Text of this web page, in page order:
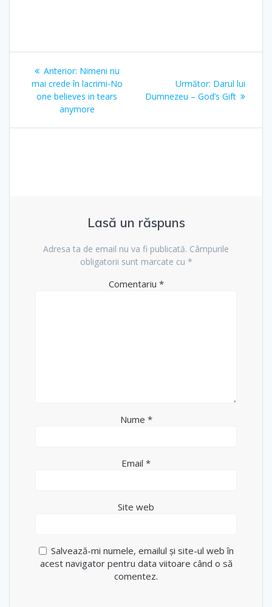
Navigare
articole
Anterior: Articolul
anterior:
Nimeni nu
mai crede în lacrimi-No
one believes in tears
anymore
Următor: Articolul
următor:
Darul lui
Dumnezeu – God’s Gift
Lasă un răspuns
Adresa ta de email nu va fi publicată. Câmpurile
obligatorii sunt marcate cu *
Comentariu *
Nume *
Email *
Site web
Salvează-mi numele, emailul și site-ul web în
acest navigator pentru data viitoare când o să
comentez.